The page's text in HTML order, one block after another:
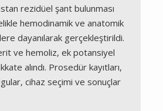
rezidüel şant bulunması
hemodinamik ve anatomik
dayanılarak gerçekleştirildi.
ve hemoliz, ek potansiyel
alındı. Prosedür kayıtları,
cihaz seçimi ve sonuçlar